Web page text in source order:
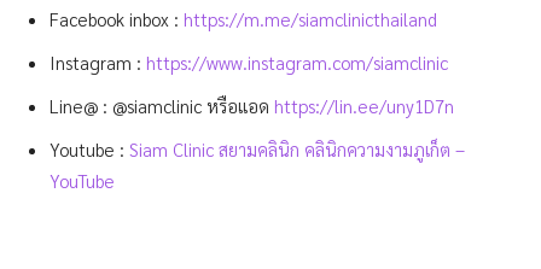
Facebook inbox : https://m.me/siamclinicthailand
Instagram : https://www.instagram.com/siamclinic
Line@ : @siamclinic หรือแอด https://lin.ee/uny1D7n
Youtube : Siam Clinic สยามคลินิก คลินิกความงามภูเก็ต –
YouTube